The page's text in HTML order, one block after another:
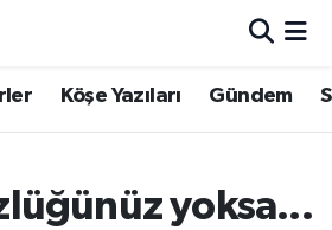
Köşe Yazıları Gündem
yoksa...
Vakitleri